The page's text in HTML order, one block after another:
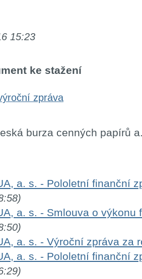
15:23
ke stažení
zpráva
burza cenných papírů
a. s. - Pololetní finanční
a. s. - Smlouva o
a. s. - Výroční zpráva za
a. s. - Pololetní finanční